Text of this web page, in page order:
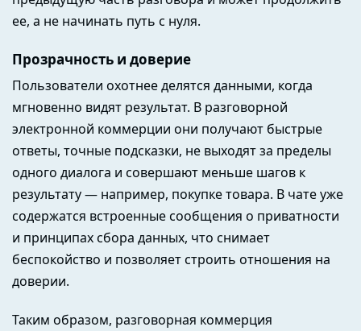
ее, а не начинать путь с нуля.
Прозрачность и доверие
Пользователи охотнее делятся данными, когда
мгновенно видят результат. В разговорной
электронной коммерции они получают быстрые
ответы, точные подсказки, не выходят за пределы
одного диалога и совершают меньше шагов к
результату — например, покупке товара. В чате уже
содержатся встроенные сообщения о приватности
и принципах сбора данных, что снимает
беспокойство и позволяет строить отношения на
доверии.
Таким образом, разговорная коммерция